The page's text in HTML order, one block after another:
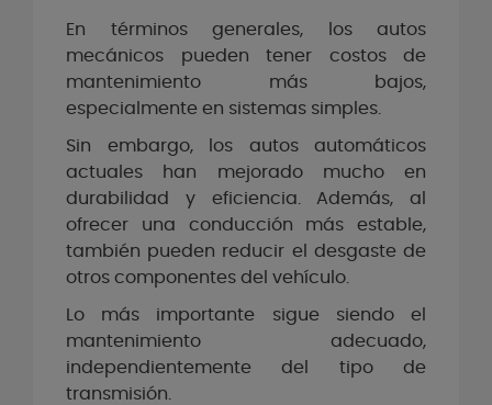
En términos generales, los autos
mecánicos pueden tener costos de
mantenimiento más bajos,
especialmente en sistemas simples.
Sin embargo, los autos automáticos
actuales han mejorado mucho en
durabilidad y eficiencia. Además, al
ofrecer una conducción más estable,
también pueden reducir el desgaste de
otros componentes del vehículo.
Lo más importante sigue siendo el
mantenimiento adecuado,
independientemente del tipo de
transmisión.